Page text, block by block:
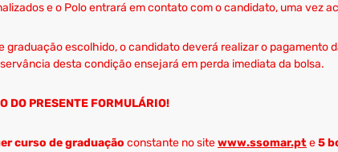
e o Polo entrará em contato com o candidato, uma vez
graduação escolhido, o candidato deverá realizar o pagamento
desta condição ensejará em perda imediata da bolsa.
DO PRESENTE FORMULÁRIO!
curso de graduação constante no sitewww.ssomar.pte5